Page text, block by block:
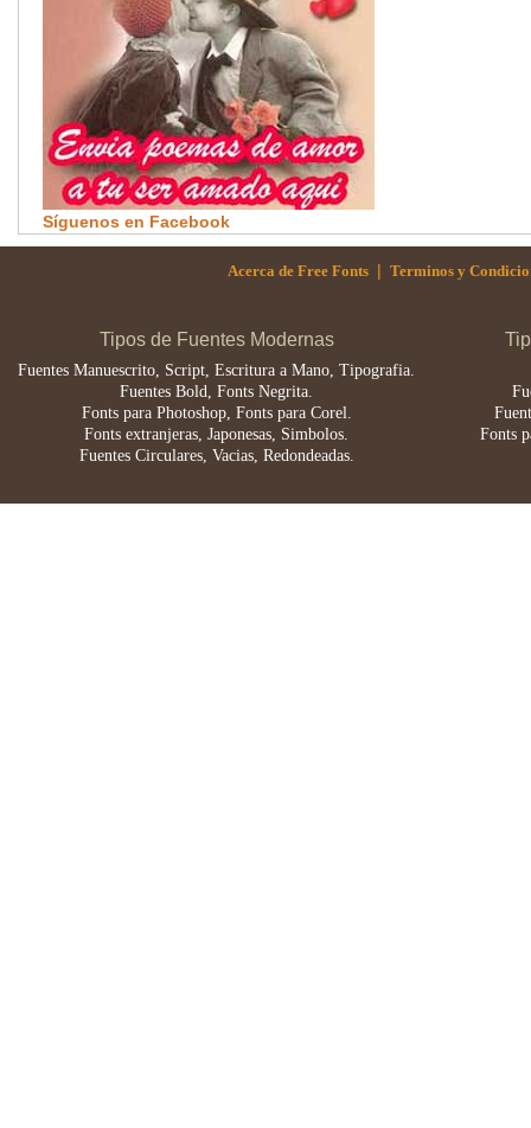
Síguenos en Facebook
Acerca de Free Fonts | Terminos y
Tipos de Fuentes Modernas
Fuentes Manuescrito, Script, Escritura a Mano, Tipografia.
Fuentes Bold, Fonts Negrita.
Fonts para Photoshop, Fonts para Corel.
Fonts extranjeras, Japonesas, Simbolos.
Fuentes Circulares, Vacias, Redondeadas.
Fonts